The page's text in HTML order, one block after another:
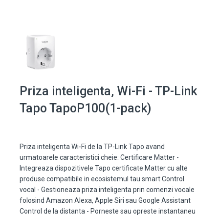
Priza inteligenta, Wi-Fi - TP-Link
Tapo TapoP100(1-pack)
Priza inteligenta Wi-Fi de la TP-Link Tapo avand
urmatoarele caracteristici cheie: Certificare Matter -
Integreaza dispozitivele Tapo certificate Matter cu alte
produse compatibile in ecosistemul tau smart Control
vocal - Gestioneaza priza inteligenta prin comenzi vocale
folosind Amazon Alexa, Apple Siri sau Google Assistant
Control de la distanta - Porneste sau opreste instantaneu